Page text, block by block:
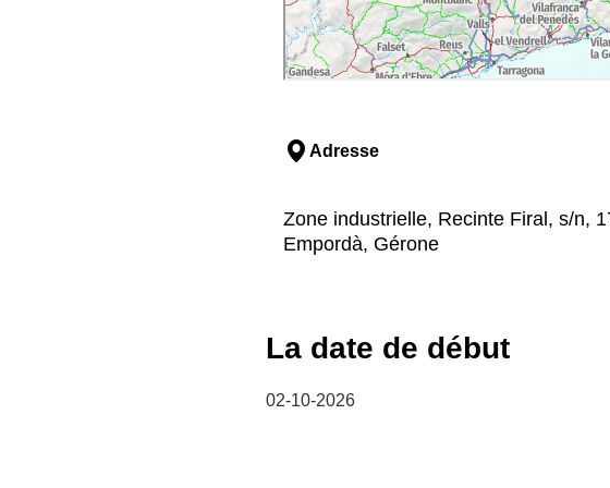
Adresse
Zone industrielle, Recinte Firal, s/n,
Empordà, Gérone
La date de début
02-10-2026